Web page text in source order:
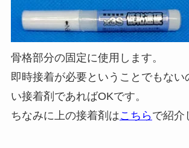
骨格部分の固定に使用します。
即時接着が必要ということでもない
い接着剤であればOKです。
ちなみに上の接着剤はこちらで紹介